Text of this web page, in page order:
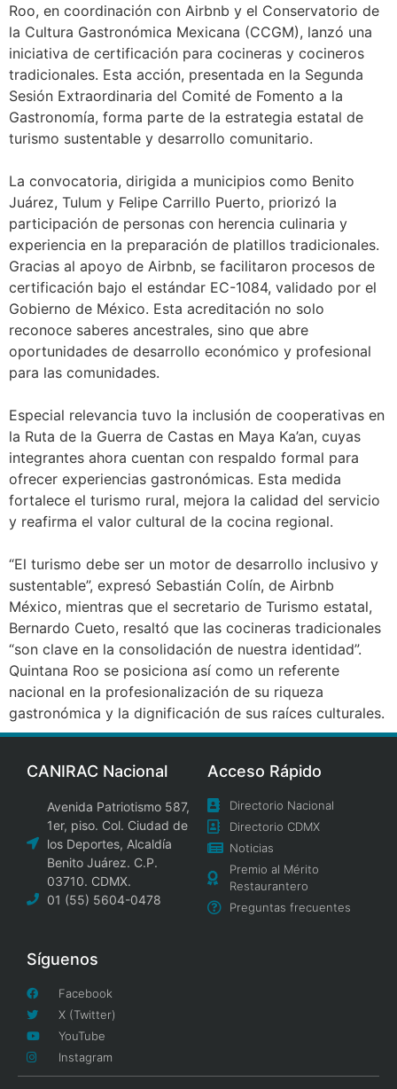
Roo, en coordinación con Airbnb y el Conservatorio de
la Cultura Gastronómica Mexicana (CCGM), lanzó una
iniciativa de certificación para cocineras y cocineros
tradicionales. Esta acción, presentada en la Segunda
Sesión Extraordinaria del Comité de Fomento a la
Gastronomía, forma parte de la estrategia estatal de
turismo sustentable y desarrollo comunitario.
La convocatoria, dirigida a municipios como Benito
Juárez, Tulum y Felipe Carrillo Puerto, priorizó la
participación de personas con herencia culinaria y
experiencia en la preparación de platillos tradicionales.
Gracias al apoyo de Airbnb, se facilitaron procesos de
certificación bajo el estándar EC-1084, validado por el
Gobierno de México. Esta acreditación no solo
reconoce saberes ancestrales, sino que abre
oportunidades de desarrollo económico y profesional
para las comunidades.
Especial relevancia tuvo la inclusión de cooperativas en
la Ruta de la Guerra de Castas en Maya Ka’an, cuyas
integrantes ahora cuentan con respaldo formal para
ofrecer experiencias gastronómicas. Esta medida
fortalece el turismo rural, mejora la calidad del servicio
y reafirma el valor cultural de la cocina regional.
“El turismo debe ser un motor de desarrollo inclusivo y
sustentable”, expresó Sebastián Colín, de Airbnb
México, mientras que el secretario de Turismo estatal,
Bernardo Cueto, resaltó que las cocineras tradicionales
“son clave en la consolidación de nuestra identidad”.
Quintana Roo se posiciona así como un referente
nacional en la profesionalización de su riqueza
gastronómica y la dignificación de sus raíces culturales.
CANIRAC Nacional
Avenida Patriotismo 587,
1er, piso. Col. Ciudad de
los Deportes, Alcaldía
Benito Juárez. C.P.
03710. CDMX.
01 (55) 5604-0478
Acceso Rápido
Directorio Nacional
Directorio CDMX
Noticias
Premio al Mérito
Restaurantero
Preguntas frecuentes
Síguenos
Facebook
X (Twitter)
YouTube
Instagram